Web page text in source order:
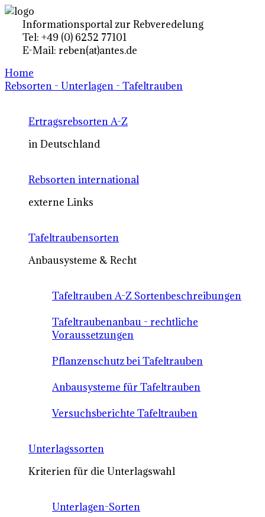
Informationsportal zur Rebveredelung
Tel: +49 (0) 6252 77101
E-Mail: reben(at)antes.de
Home
Rebsorten - Unterlagen - Tafeltrauben
Ertragsrebsorten A-Z
in Deutschland
Rebsorten international
externe Links
Tafeltraubensorten
Anbausysteme & Recht
Tafeltrauben A-Z Sortenbeschreibungen
Tafeltraubenanbau - rechtliche
Voraussetzungen
Pflanzenschutz bei Tafeltrauben
Anbausysteme für Tafeltrauben
Versuchsberichte Tafeltrauben
Unterlagssorten
Kriterien für die Unterlagswahl
Unterlagen-Sorten